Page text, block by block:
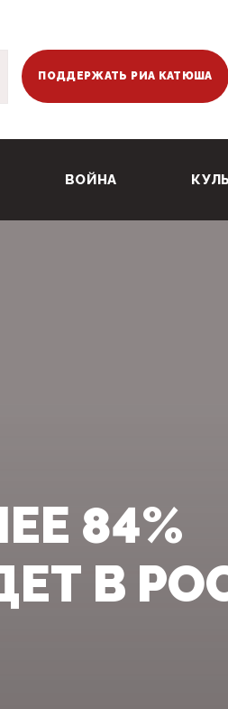
ПОДДЕРЖАТЬ РИА КАТЮША
ВОЙНА
84%
В